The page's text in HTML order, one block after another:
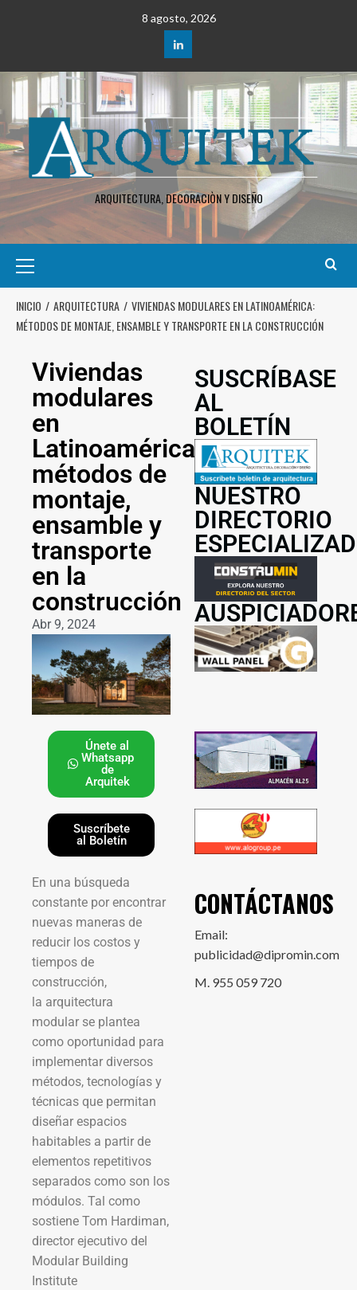
8 agosto, 2026
ARQUITECTURA, DECORACIÒN Y DISEÑO
INICIO ARQUITECTURA
VIVIENDAS MODULARES EN LATINOAMÉRICA:
MÉTODOS DE MONTAJE, ENSAMBLE Y TRANSPORTE EN LA CONSTRUCCIÓN
Viviendas
modulares
en
Latinoamérica:
métodos de
montaje,
ensamble y
transporte
en la
construcción
Abr 9, 2024
Únete al
Whatsapp
de
Arquitek
Suscríbete
al Boletín
En una búsqueda
constante por encontrar
nuevas maneras de
reducir los costos y
tiempos de
construcción,
la arquitectura
modular se plantea
como oportunidad para
implementar diversos
métodos, tecnologías y
técnicas que permitan
diseñar espacios
habitables a partir de
elementos repetitivos
separados como son los
módulos. Tal como
sostiene Tom Hardiman,
director ejecutivo del
Modular Building
Institute
SUSCRÍBASE
AL
BOLETÍN
NUESTRO
DIRECTORIO
CONTÁCTANOS
Email:
publicidad@dipromin.com
M. 955 059 720